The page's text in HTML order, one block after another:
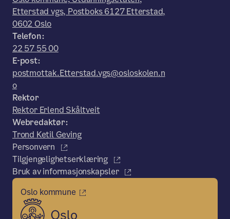
Etterstad vgs, Postboks 6127 Etterstad,
0602 Oslo
Telefon:
22 57 55 00
E-post:
postmottak.Etterstad.vgs@osloskolen.n
o
Rektor
Rektor Erlend Skåltveit
Webredaktør:
Trond Ketil Geving
Personvern
Tilgjengelighetserklæring
Bruk av informasjonskapsler
Oslo kommune